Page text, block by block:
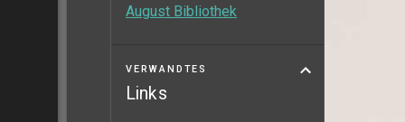
August Bibliothek
VERWANDTES
Links